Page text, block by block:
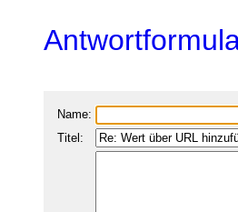
Name:
Titel: